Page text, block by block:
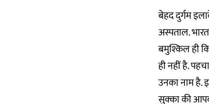
बेहद दुर्गम
अस्पताल.
बमुश्किल ही
ही नहीं है.
उनका नाम है.
सुक्का की